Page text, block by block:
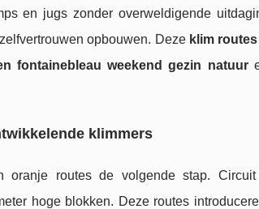
en jugs zonder overweldigende
opbouwen. Deze klim
fontainebleau weekend gezin natuur
klimmers
oranje routes de volgende stap.
hoge blokken. Deze routes